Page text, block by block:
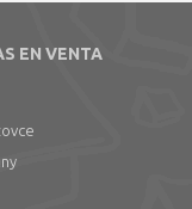
EN VENTA